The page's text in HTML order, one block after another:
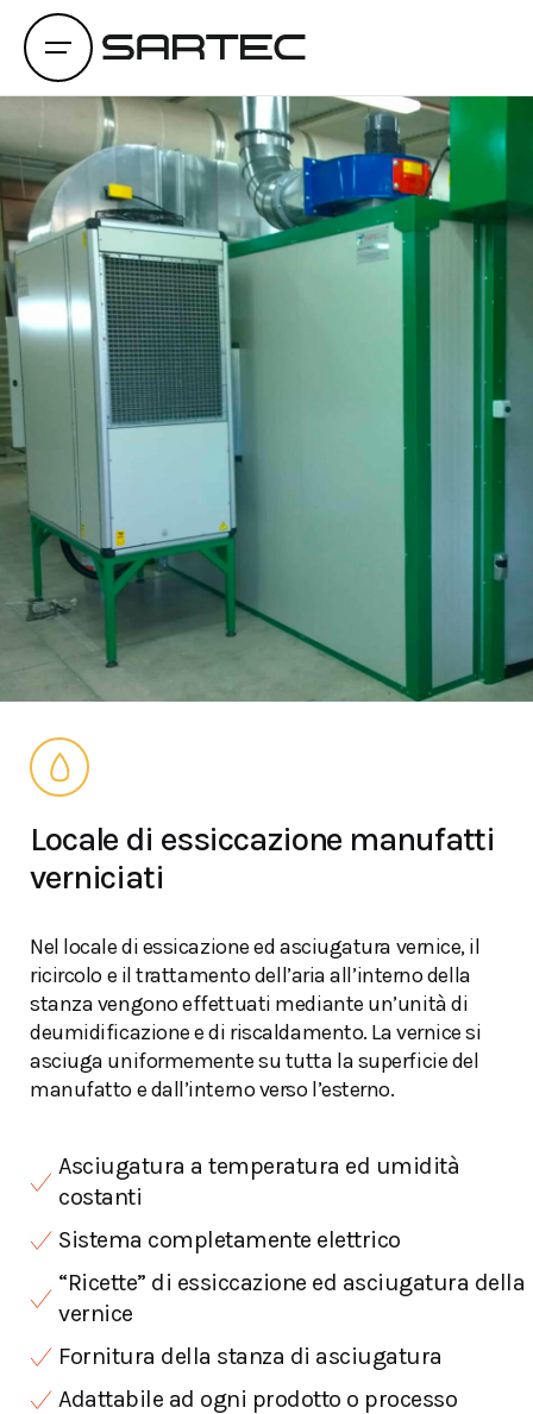
Locale di essiccazione manufatti
verniciati
Nel locale di essicazione ed asciugatura vernice, il
ricircolo e il trattamento dell’aria all’interno della
stanza vengono effettuati mediante un’unità di
deumidificazione e di riscaldamento. La vernice si
asciuga uniformemente su tutta la superficie del
manufatto e dall’interno verso l’esterno.
Asciugatura a temperatura ed umidità
costanti
Sistema completamente elettrico
“Ricette” di essiccazione ed asciugatura della
vernice
Fornitura della stanza di asciugatura
Adattabile ad ogni prodotto o processo